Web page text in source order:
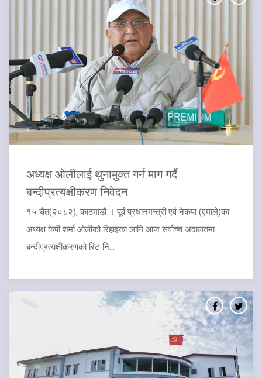
अध्यक्ष ओलीलाई थुनामुक्त गर्न माग गर्दै
बन्दीप्रत्यक्षीकरण निवेदन
१५ चैत(२०८२), काठमाडौं । पूर्व प्रधानमन्त्री एवं नेकपा (एमाले)का
अध्यक्ष केपी शर्मा ओलीको रिहाइका लागि आज सर्वोच्च अदालतमा
बन्दीप्रत्यक्षीकरणको रिट नि...